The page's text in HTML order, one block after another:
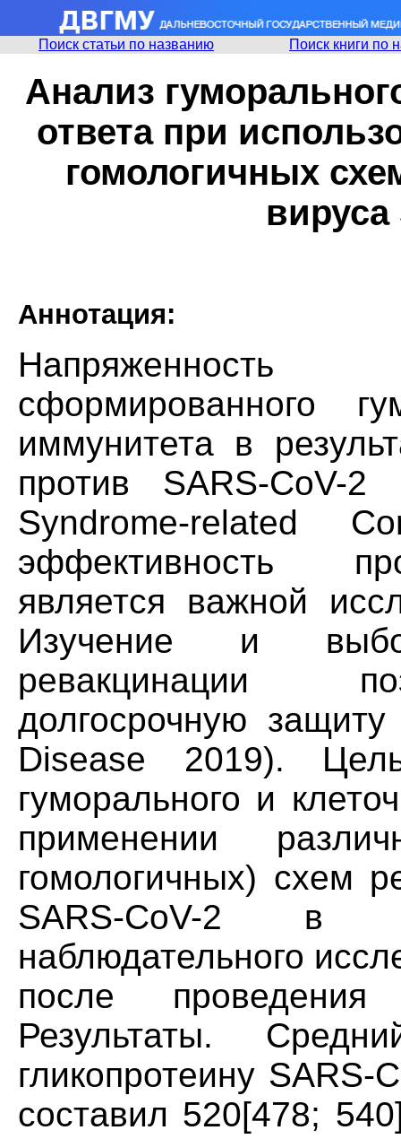
Поиск статьи по названию Поиск книги по
Анализ
ответа при
гомологичных
вируса
Аннотация:
сформированного
иммунитета в
против SARS-CoV-
Syndrome-related
эффективность
является важной
Изучение и
ревакцинации
долгосрочную
Disease 2019).
гуморального и
применении
гомологичных) схем
SARS-CoV-2 в
наблюдательного
после проведения
Результаты.
гликопротеину
составил 520[478;